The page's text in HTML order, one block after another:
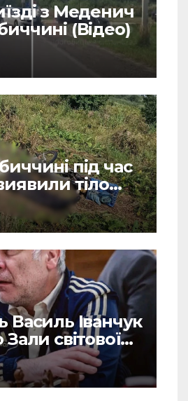
з Меденич
(Відео)
під час
тіло
Василь Іванчук
світової